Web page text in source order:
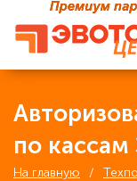
по кассам
На главную